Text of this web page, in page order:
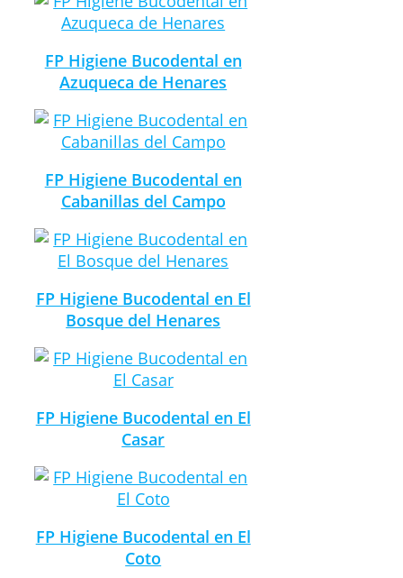
FP Higiene Bucodental en
Azuqueca de Henares
FP Higiene Bucodental en
Cabanillas del Campo
FP Higiene Bucodental en El
Bosque del Henares
FP Higiene Bucodental en El
Casar
FP Higiene Bucodental en El
Coto